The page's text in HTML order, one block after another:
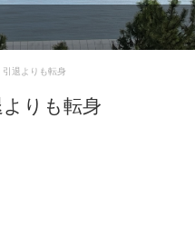
引退よりも転身
よりも転身